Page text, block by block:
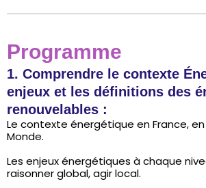
Programme
1. Comprendre le contexte
enjeux et les définitions des
renouvelables :
Le contexte énergétique en France,
Monde.
Les enjeux énergétiques à chaque
raisonner global, agir local.